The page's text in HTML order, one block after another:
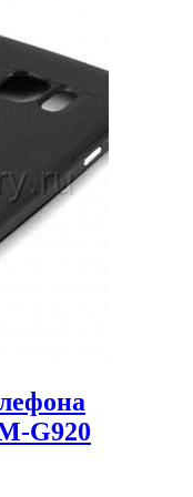
G920